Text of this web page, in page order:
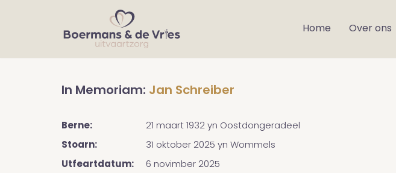
Home Over ons
In Memoriam: Jan Schreiber
Berne: 21 maart 1932 yn Oostdongeradeel
Stoarn: 31 oktober 2025 yn Wommels
Utfeartdatum: 6 novimber 2025